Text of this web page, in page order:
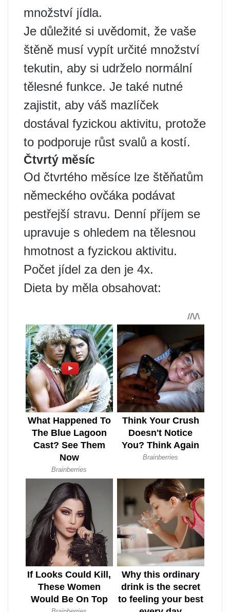
množství jídla.
Je důležité si uvědomit, že vaše
štěně musí vypít určité množství
tekutin, aby si udrželo normální
tělesné funkce. Je také nutné
zajistit, aby váš mazlíček
dostával fyzickou aktivitu, protože
to podporuje růst svalů a kostí.
Čtvrtý měsíc
Od čtvrtého měsíce lze štěňatům
německého ovčáka podávat
pestřejší stravu. Denní příjem se
upravuje s ohledem na tělesnou
hmotnost a fyzickou aktivitu.
Počet jídel za den je 4x.
Dieta by měla obsahovat: